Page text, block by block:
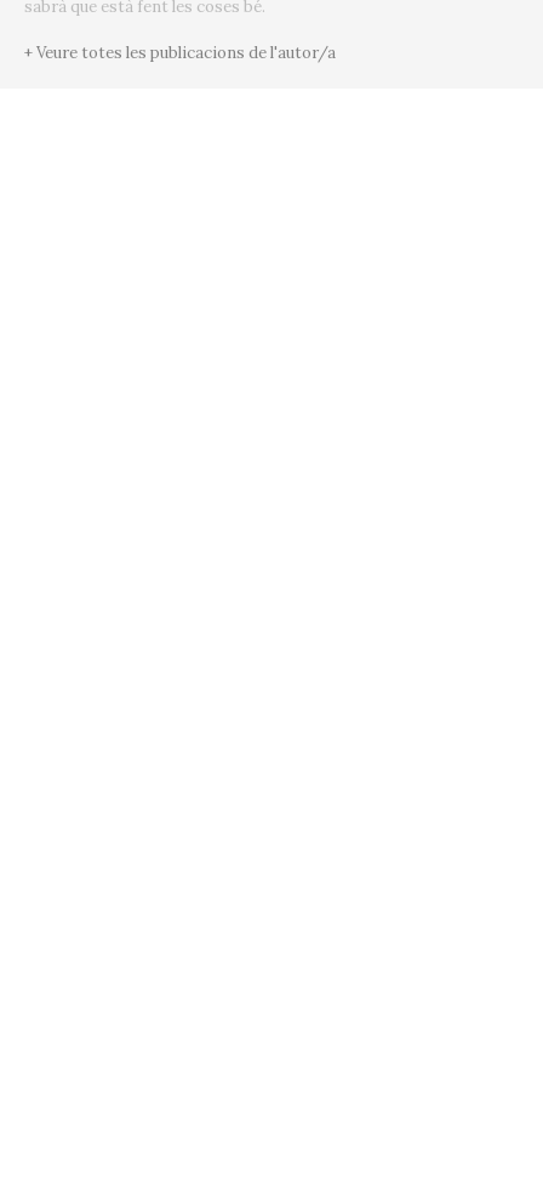
sabrà que està fent les coses bé.
+ Veure totes les publicacions de l'autor/a